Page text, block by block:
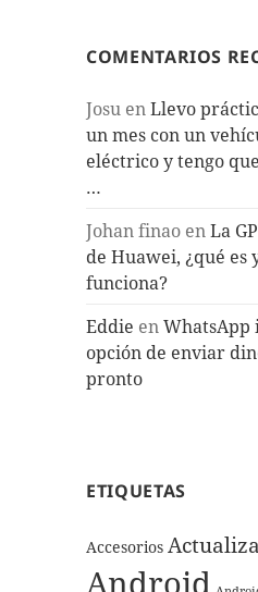
COMENTARIOS
Josu enLlevo
un mes con un
eléctrico y tengo
…
Johan finao enLa
de Huawei, ¿qué es
funciona?
Eddie en
opción de enviar
pronto
ETIQUETAS
Accesorios
Android